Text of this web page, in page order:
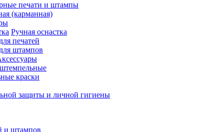
печати и штампы
(карманная)
Ручная оснастка
печатей
штампов
краски
защиты и личной гигиены
и штампов